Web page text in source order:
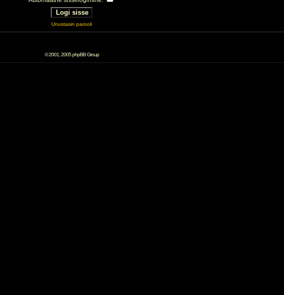
Unustasin parooli
© 2001, 2005 phpBB Group